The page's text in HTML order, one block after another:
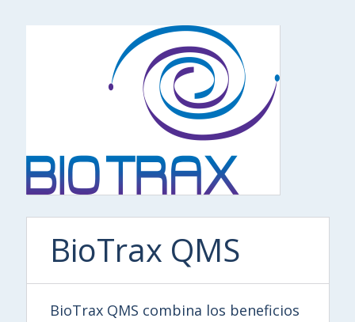
BioTrax QMS
BioTrax QMS combina los beneficios